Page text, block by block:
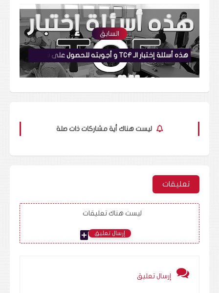
السابق
ليست هناك أية مشاركات ذات صلة
تعليقات
ليست هناك تعليقات
إرسال تعليق add_comment
إرسال تعليق